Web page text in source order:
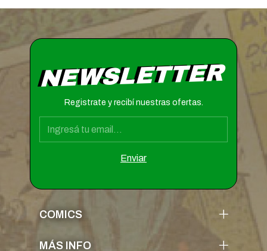
NEWSLETTER
Registrate y recibí nuestras ofertas.
COMICS
MÁS INFO